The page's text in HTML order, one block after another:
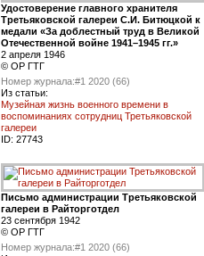
Удостоверение главного хранителя
Третьяковской галереи С.И. Битюцкой к
медали «За доблестный труд в Великой
Отечественной войне 1941–1945 гг.»
2 апреля 1946
© ОР ГТГ
Номер журнала:#1 2020 (66)
Из статьи:
Музейная жизнь военного времени в
воспоминаниях сотрудниц Третьяковской
галереи
ID: 27743
Письмо администрации Третьяковской
галереи в Райторготдел
23 сентября 1942
© ОР ГТГ
Номер журнала:#1 2020 (66)